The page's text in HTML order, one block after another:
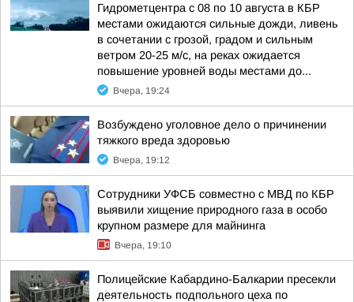
Гидрометцентра с 08 по 10 августа в КБР
местами ожидаются сильные дожди, ливень
в сочетании с грозой, градом и сильным
ветром 20-25 м/с, на реках ожидается
повышение уровней воды местами до...
Вчера, 19:24
Возбуждено уголовное дело о причинении
тяжкого вреда здоровью
Вчера, 19:12
Сотрудники УФСБ совместно с МВД по КБР
выявили хищение природного газа в особо
крупном размере для майнинга
Вчера, 19:10
Полицейские Кабардино-Балкарии пресекли
деятельность подпольного цеха по